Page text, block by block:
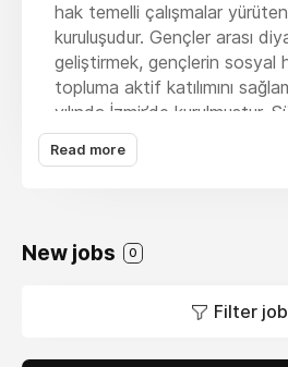
hak temelli çalışmalar
kuruluşudur. Gençler arası
geliştirmek, gençlerin sosyal
topluma aktif katılımını
yılında İzmir’de kurulmuştur.
Kalkınma Amaçları
çocuk hakları, toplumsal
Çalışmaları ile doğrudan;
‘Toplumsal Cinsiyet Eşitliği’,
Enerji’, ‘Eşitsizliklerin
için Ortaklıklar’ amaçlarına
Read more
New jobs 0
Filter